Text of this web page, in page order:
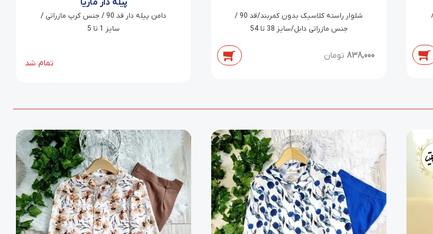
/
شلوار راسته کلاسیک بدون کمربند/قد 90 /
جنس مازراتی دابل/سایز 38 تا 54
838,000 تومان
پیله دار ماریا
دامن پیله دار قد 90 / جنس کرپ مازراتی /
سایز 1 تا 5
تمام شد